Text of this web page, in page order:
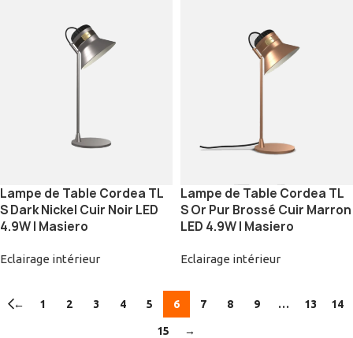
Lampe de Table Cordea TL
S Dark Nickel Cuir Noir LED
4.9W | Masiero
Eclairage intérieur
Lampe de Table Cordea TL
S Or Pur Brossé Cuir Marron
LED 4.9W | Masiero
Eclairage intérieur
← 1 2 3 4 5 6 7 8 9 … 13 14
15 →